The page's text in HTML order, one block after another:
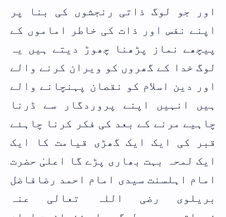
اور جو لوگ ذاتی رنجشوں کی بنا پر
اپنے نفس اور ذات کی خاطر اماموں کے
پیچھے نماز پڑھنا چھوڑ دیتے ہیں یہ
لوگ خدا کے گھروں کو ویران کرنے والے
اور دین اسلام کو نقصان پہنچانے والے
ہیں انہیں اپنے پروردگار سے ڈرنا
چاہیے مرنے کے بعد کی فکر کرنا چاہئے
قبر کی ایک ایک گھڑی قیامت کا ایک
ایک لمحہ بہت بھاری پڑے گا اعلیٰ حضرت
امام اہلسنت سیدی امام احمد رضافاضل
بریلوی رضی اللہ تعالی عنہ